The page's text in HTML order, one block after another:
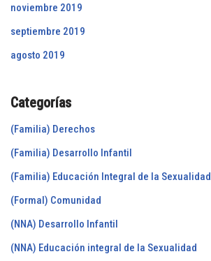
noviembre 2019
septiembre 2019
agosto 2019
Categorías
(Familia) Derechos
(Familia) Desarrollo Infantil
(Familia) Educación Integral de la Sexualidad
(Formal) Comunidad
(NNA) Desarrollo Infantil
(NNA) Educación integral de la Sexualidad